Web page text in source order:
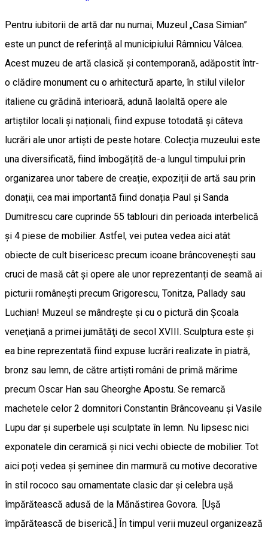
Pentru iubitorii de artă dar nu numai, Muzeul „Casa Simian”
este un punct de referință al municipiului Râmnicu Vâlcea.
Acest muzeu de artă clasică și contemporană, adăpostit într-
o clădire monument cu o arhitectură aparte, în stilul vilelor
italiene cu grădină interioară, adună laolaltă opere ale
artiștilor locali și naționali, fiind expuse totodată și câteva
lucrări ale unor artiști de peste hotare. Colecția muzeului este
una diversificată, fiind îmbogățită de-a lungul timpului prin
organizarea unor tabere de creație, expoziții de artă sau prin
donații, cea mai importantă fiind donația Paul și Sanda
Dumitrescu care cuprinde 55 tablouri din perioada interbelică
și 4 piese de mobilier. Astfel, vei putea vedea aici atât
obiecte de cult bisericesc precum icoane brâncovenești sau
cruci de masă cât și opere ale unor reprezentanți de seamă ai
picturii românești precum Grigorescu, Tonitza, Pallady sau
Luchian! Muzeul se mândreşte şi cu o pictură din Şcoala
veneţiană a primei jumătăţi de secol XVIII. Sculptura este și
ea bine reprezentată fiind expuse lucrări realizate în piatră,
bronz sau lemn, de către artiști români de primă mărime
precum Oscar Han sau Gheorghe Apostu. Se remarcă
machetele celor 2 domnitori Constantin Brâncoveanu și Vasile
Lupu dar și superbele uși sculptate în lemn. Nu lipsesc nici
exponatele din ceramică și nici vechi obiecte de mobilier. Tot
aici poți vedea și șeminee din marmură cu motive decorative
în stil rococo sau ornamentate clasic dar și celebra ușă
împărătească adusă de la Mănăstirea Govora. [Ușă
împărătească de biserică.] În timpul verii muzeul organizează